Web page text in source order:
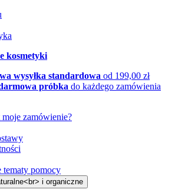
kosmetyki
wysyłka standardowa od 199,00 zł
próbka do każdego zamówienia
moje zamówienie?
tematy pomocy